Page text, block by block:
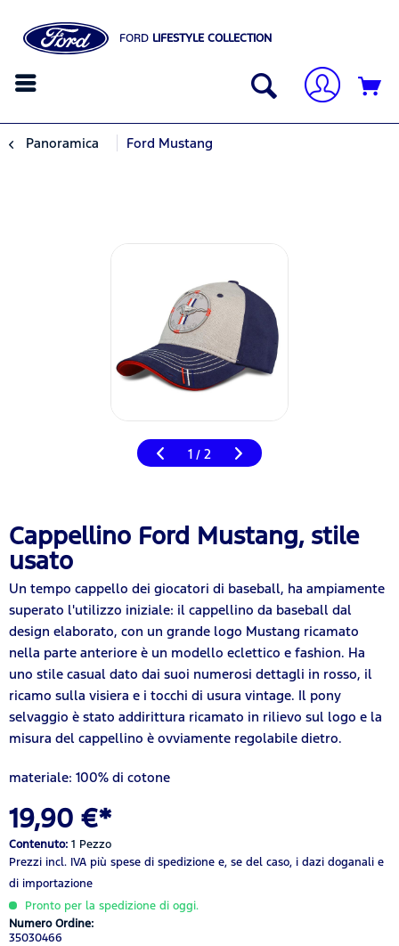
FORD LIFESTYLE COLLECTION
Panoramica Ford Mustang
1 / 2
Cappellino Ford Mustang, stile
usato
Un tempo cappello dei giocatori di baseball, ha ampiamente
superato l'utilizzo iniziale: il cappellino da baseball dal
design elaborato, con un grande logo Mustang ricamato
nella parte anteriore è un modello eclettico e fashion. Ha
uno stile casual dato dai suoi numerosi dettagli in rosso, il
ricamo sulla visiera e i tocchi di usura vintage. Il pony
selvaggio è stato addirittura ricamato in rilievo sul logo e la
misura del cappellino è ovviamente regolabile dietro.
materiale: 100% di cotone
19,90 €*
Contenuto: 1 Pezzo
Prezzi incl. IVA più spese di spedizione e, se del caso, i dazi doganali e
di importazione
Pronto per la spedizione di oggi.
Numero Ordine:
35030466